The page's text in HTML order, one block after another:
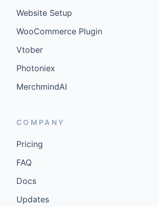
Website Setup
WooCommerce Plugin
Vtober
Photoniex
MerchmindAI
COMPANY
Pricing
FAQ
Docs
Updates